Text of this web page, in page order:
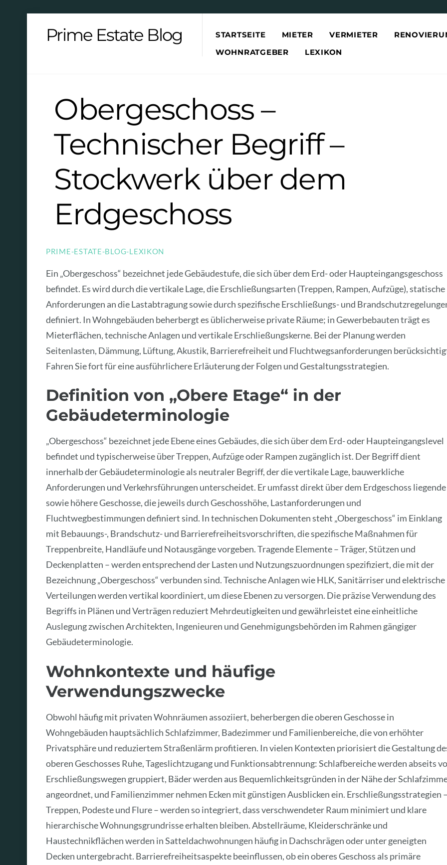
Prime Estate Blog STARTSEITE MIETER VERMIETER
WOHNRATGEBER
LEXIKON
Obergeschoss –
Technischer Begriff –
Stockwerk über dem
Erdgeschoss
PRIME-ESTATE-BLOG-LEXIKON
Ein „Obergeschoss“ bezeichnet jede Gebäudestufe, die sich über dem Erd- oder Haupteingangsgeschoss
befindet. Es wird durch die vertikale Lage, die Erschließungsarten (Treppen, Rampen, Aufzüge), statische
Anforderungen an die Lastabtragung sowie durch spezifische Erschließungs- und
definiert. In Wohngebäuden beherbergt es üblicherweise private Räume; in Gewerbebauten trägt es
Mieterflächen, technische Anlagen und vertikale Erschließungskerne. Bei der Planung werden
Seitenlasten, Dämmung, Lüftung, Akustik, Barrierefreiheit und Fluchtwegsanforderungen
Fahren Sie fort für eine ausführlichere Erläuterung der Folgen und Gestaltungsstrategien.
Definition von „Obere Etage“ in der
Gebäudeterminologie
„Obergeschoss“ bezeichnet jede Ebene eines Gebäudes, die sich über dem Erd- oder Haupteingangslevel
befindet und typischerweise über Treppen, Aufzüge oder Rampen zugänglich ist. Der Begriff dient
innerhalb der Gebäudeterminologie als neutraler Begriff, der die vertikale Lage, bauwerkliche
Anforderungen und Verkehrsführungen unterscheidet. Er umfasst direkt über dem Erdgeschoss liegende
sowie höhere Geschosse, die jeweils durch Geschosshöhe, Lastanforderungen und
Fluchtwegbestimmungen definiert sind. In technischen Dokumenten steht „Obergeschoss“ im Einklang
mit Bebauungs-, Brandschutz- und Barrierefreiheitsvorschriften, die spezifische Maßnahmen für
Treppenbreite, Handläufe und Notausgänge vorgeben. Tragende Elemente – Träger, Stützen und
Deckenplatten – werden entsprechend der Lasten und Nutzungszuordnungen spezifiziert, die mit der
Bezeichnung „Obergeschoss“ verbunden sind. Technische Anlagen wie HLK, Sanitärriser und elektrische
Verteilungen werden vertikal koordiniert, um diese Ebenen zu versorgen. Die präzise Verwendung des
Begriffs in Plänen und Verträgen reduziert Mehrdeutigkeiten und gewährleistet eine einheitliche
Auslegung zwischen Architekten, Ingenieuren und Genehmigungsbehörden im Rahmen gängiger
Gebäudeterminologie.
Wohnkontexte und häufige
Verwendungszwecke
Obwohl häufig mit privaten Wohnräumen assoziiert, beherbergen die oberen Geschosse in
Wohngebäuden hauptsächlich Schlafzimmer, Badezimmer und Familienbereiche, die von erhöhter
Privatsphäre und reduziertem Straßenlärm profitieren. In vielen Kontexten priorisiert die Gestaltung
oberen Geschosses Ruhe, Tageslichtzugang und Funktionsabtrennung: Schlafbereiche werden abseits
Erschließungswegen gruppiert, Bäder werden aus Bequemlichkeitsgründen in der Nähe der
angeordnet, und Familienzimmer nehmen Ecken mit günstigen Ausblicken ein. Erschließungsstrategien
Treppen, Podeste und Flure – werden so integriert, dass verschwendeter Raum minimiert und klare
hierarchische Wohnungsgrundrisse erhalten bleiben. Abstellräume, Kleiderschränke und
Haustechnikflächen werden in Satteldachwohnungen häufig in Dachschrägen oder unter geneigten
Decken untergebracht. Barrierefreiheitsaspekte beeinflussen, ob ein oberes Geschoss als primäre